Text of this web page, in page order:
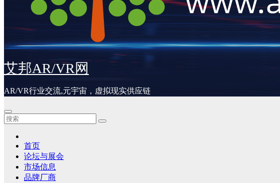
艾邦AR/VR网
AR/VR行业交流,元宇宙，虚拟现实供应链
首页
论坛与展会
市场信息
品牌厂商